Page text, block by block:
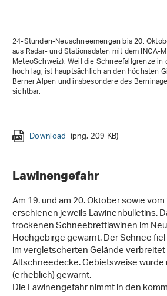
24-Stunden-Neuschneemengen bis 20.
aus Radar- und Stationsdaten mit dem INCA-
MeteoSchweiz). Weil die Schneefallgrenze
hoch lag, ist hauptsächlich an den höchsten
Berner Alpen und insbesondere des
sichtbar.
Download (png, 209 KB)
Lawinengefahr
Am 19. und am 20. Oktober sowie
erschienen jeweils Lawinenbulletins.
trockenen Schneebrettlawinen im
Hochgebirge gewarnt. Der Schnee
im vergletscherten Gelände
Altschneedecke. Gebietsweise wurde
(erheblich) gewarnt.
Die Lawinengefahr nimmt in den